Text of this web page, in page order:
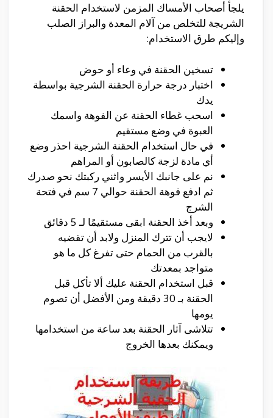
يلجأ أصحاب الأمساك المزمن لاستخدام الحقنة
الشريجة للتخلص من آلام المعدة والبراز الصلب
وإليكم طرق الاستخدام:
تسخين الحقنة في وعاء أو حوض
اختبار درجة حرارة الحقنة الشرجية بواسطة
يدك
اسحب غطاء الحقنة عن الفوهة واسمك
العبوة في وضع مستقيم
في حال استخدام الحقنة الشرجية احذر وضع
أي مادة لزجة كالصابون أو المراهم
نم على جانبك الأيسر واثني ركبتك نحو صدرك
ثم ادفع فوهة الحقنة حوالي 7 سم في فتحة
الشرج
وبعد أخذ الحقنة ابقى مستقيمًا لـ 5 دقائق
لايجب أن تترك المنزل ولابد أن تقضيه
بالقرب من الحمام حتى تفرغ كل ما هو
متواجد بمعدتك
قبل استخدام الحقنة عليك ألا تأكل قبل
الحقنة بـ 30 دقيقة ومن الأفضل أن تصوم
يومها
تتلاشى آثار الحقنة بعد ساعة من استخدامها
ويمكنك بعدها الخروج